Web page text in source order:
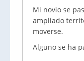
Mi novio se
ampliado
moverse.
Alguno se ha